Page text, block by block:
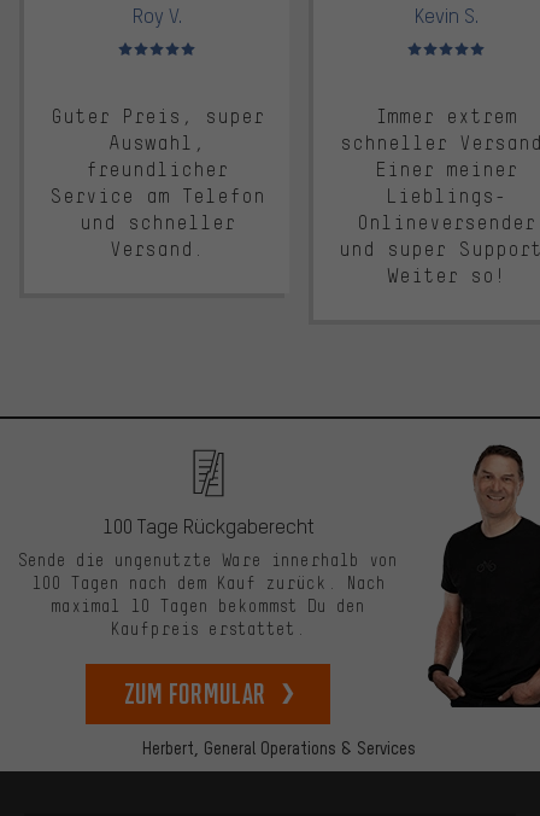
Roy V.
Bewertungen: 5 von 5
Guter Preis, super
Auswahl,
freundlicher
Service am Telefon
und schneller
Versand.
Kevin S.
Bewertungen: 5 von 5
Immer extrem
schneller
Einer meiner
Lieblings-
Onlineversender
und super
Weiter so!
Herbert, General Operations & Services
100 Tage Rückgaberecht
Sende die ungenutzte Ware innerhalb von
100 Tagen nach dem Kauf zurück. Nach
maximal 10 Tagen bekommst Du den
Kaufpreis erstattet.
zum Formular